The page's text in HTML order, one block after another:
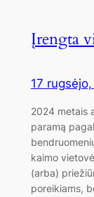
Įrengta
17
2024 metais
paramą
kaimo
(arba)
poreikiams,